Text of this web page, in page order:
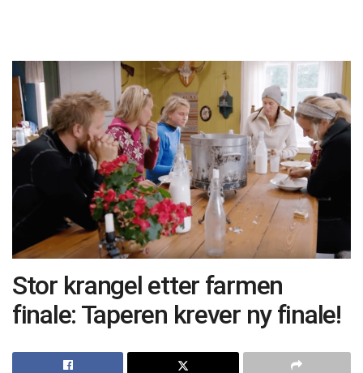
Stor krangel etter farmen
finale: Taperen krever ny finale!